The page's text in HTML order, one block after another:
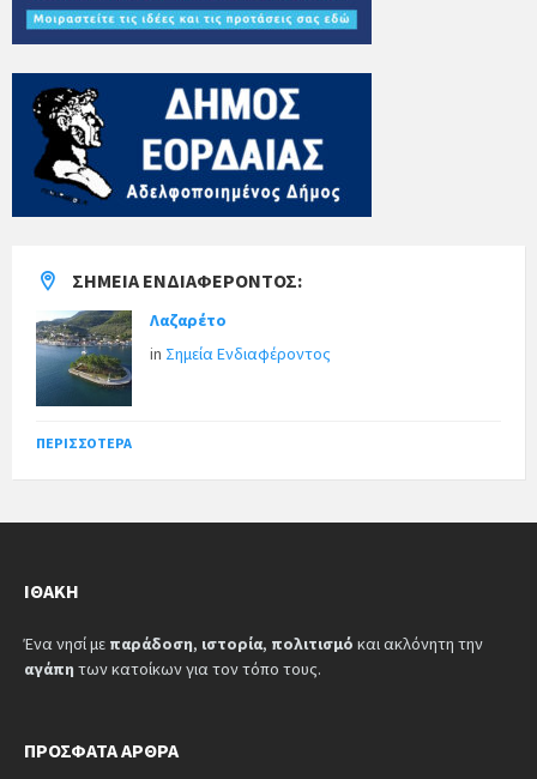
ΣΗΜΕΊΑ ΕΝΔΙΑΦΈΡΟΝΤΟΣ:
Λαζαρέτο
in Σημεία Ενδιαφέροντος
ΠΕΡΙΣΣΌΤΕΡΑ
ΙΘΆΚΗ
Ένα νησί με παράδοση, ιστορία, πολιτισμό και ακλόνητη την
αγάπη των κατοίκων για τον τόπο τους.
ΠΡΌΣΦΑΤΑ ΆΡΘΡΑ